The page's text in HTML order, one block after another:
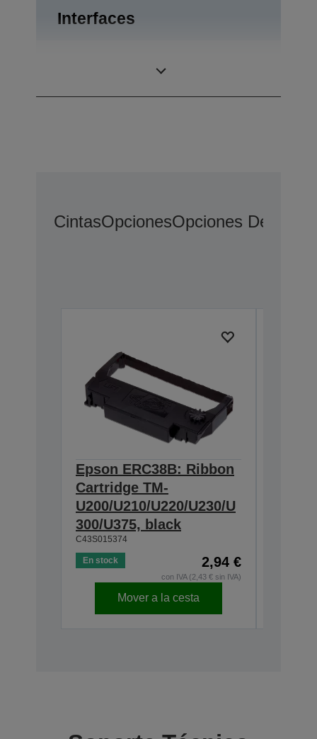
Interfaces
CintasOpcionesOpciones De
Epson ERC38B: Ribbon
Cartridge TM-
U200/U210/U220/U230/U
300/U375, black
C43S015374
En stock 2,94 €
con IVA (2,43 € sin IVA)
Mover a la cesta